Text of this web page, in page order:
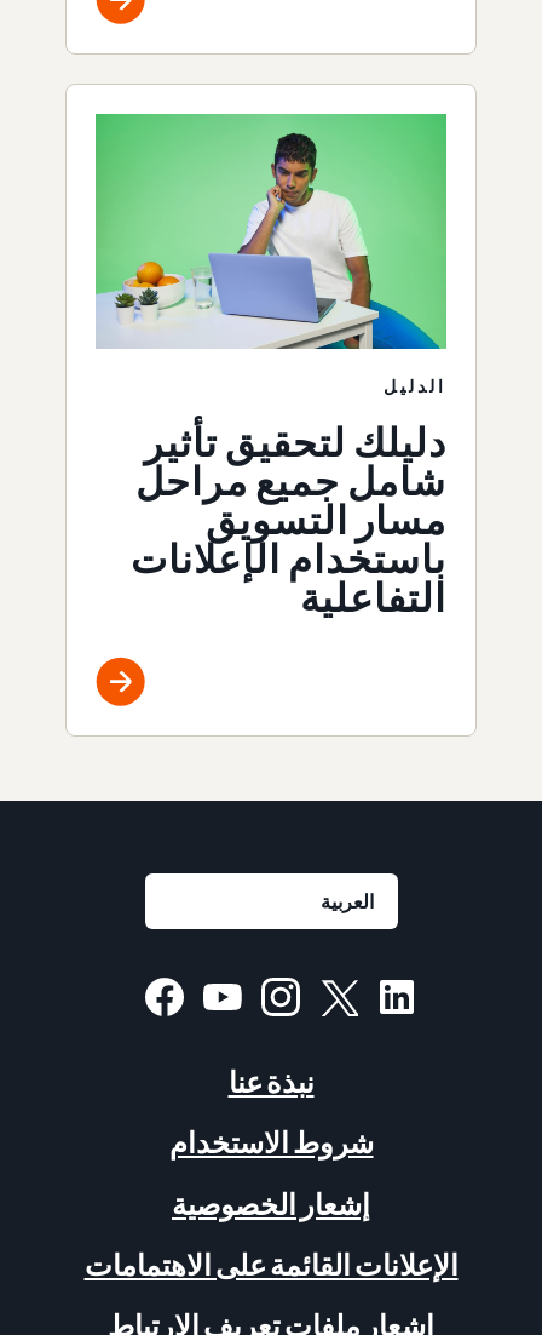
الدليل
دليلك لتحقيق تأثير
شامل جميع مراحل
مسار التسويق
باستخدام الإعلانات
التفاعلية
نبذة عنا
شروط الاستخدام
إشعار الخصوصية
الإعلانات القائمة على الاهتمامات
إشعار ملفات تعريف الارتباط